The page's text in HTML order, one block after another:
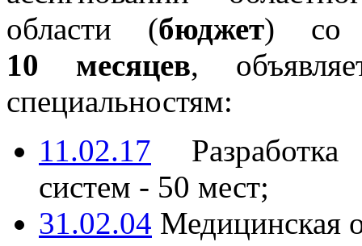
области (бюджет) со
10 месяцев,
специальностям:
11.02.17
систем - 50 мест;
31.02.04 Медицинская